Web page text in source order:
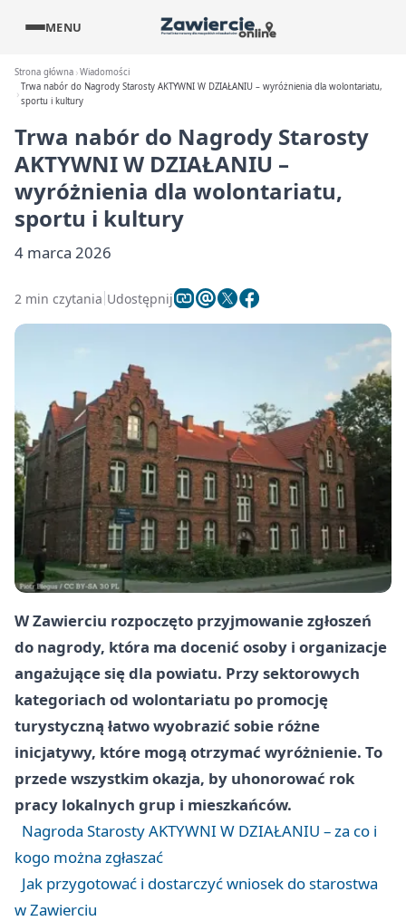
MENU
Strona główna Wiadomości
Trwa nabór do Nagrody Starosty AKTYWNI W DZIAŁANIU – wyróżnienia dla wolontariatu,
sportu i kultury
Trwa nabór do Nagrody Starosty
AKTYWNI W DZIAŁANIU –
wyróżnienia dla wolontariatu,
sportu i kultury
4 marca 2026
2 min czytania Udostępnij
W Zawierciu rozpoczęto przyjmowanie zgłoszeń
do nagrody, która ma docenić osoby i organizacje
angażujące się dla powiatu. Przy sektorowych
kategoriach od wolontariatu po promocję
turystyczną łatwo wyobrazić sobie różne
inicjatywy, które mogą otrzymać wyróżnienie. To
przede wszystkim okazja, by uhonorować rok
pracy lokalnych grup i mieszkańców.
Nagroda Starosty AKTYWNI W DZIAŁANIU – za co i
kogo można zgłaszać
Jak przygotować i dostarczyć wniosek do starostwa
w Zawierciu